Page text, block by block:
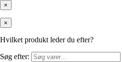
×
×
Hvilket produkt leder du efter?
Søg efter: